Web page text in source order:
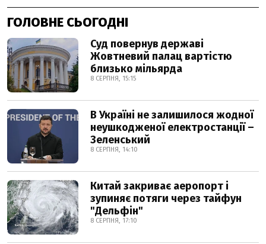
ГОЛОВНЕ СЬОГОДНІ
Суд повернув державі
Жовтневий палац вартістю
близько мільярда
8 СЕРПНЯ, 15:15
В Україні не залишилося жодної
неушкодженої електростанції –
Зеленський
8 СЕРПНЯ, 14:10
Китай закриває аеропорт і
зупиняє потяги через тайфун
"Дельфін"
8 СЕРПНЯ, 17:10